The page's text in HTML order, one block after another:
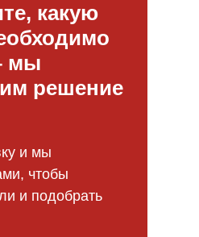
какую
мы
решение
и мы
чтобы
и подобрать